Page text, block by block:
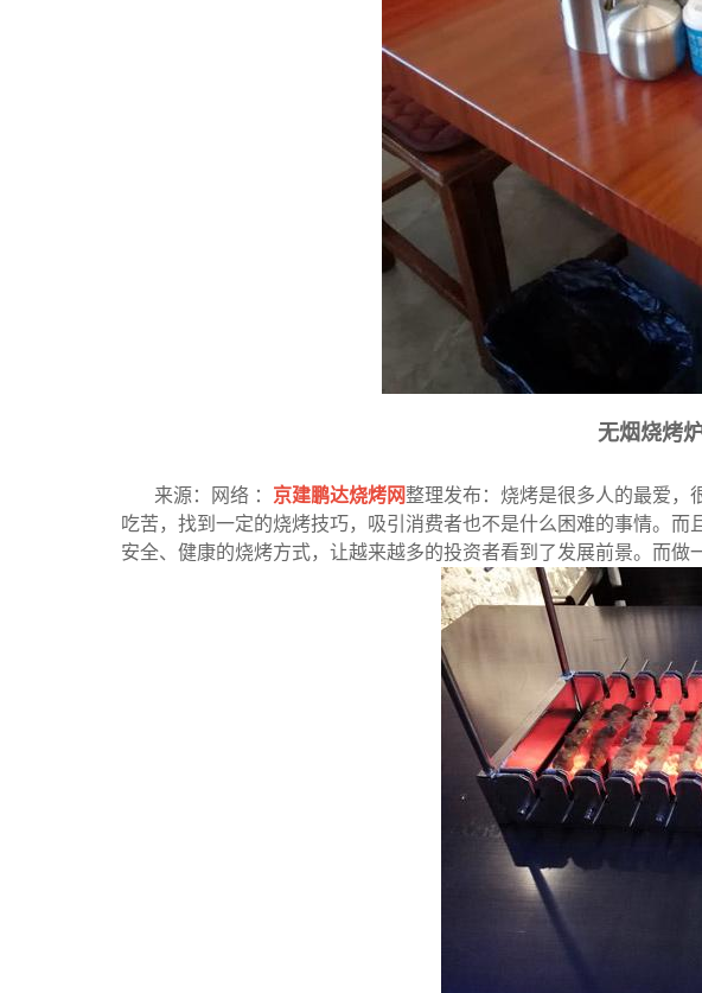
无烟烧烤
来源：网络 ： 京建鹏达烧烤网整理发布：烧烤是很多人的最爱，
吃苦，找到一定的烧烤技巧，吸引消费者也不是什么困难的事情。
安全、健康的烧烤方式，让越来越多的投资者看到了发展前景。而